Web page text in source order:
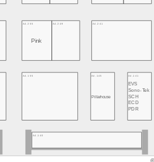
A4.140
A4.155 A4.145
Pillarhouse
A4.141
EVS
Sono-Tek
SCH
ECD
PDR
A4.255
Pink
A4.249 A4.241